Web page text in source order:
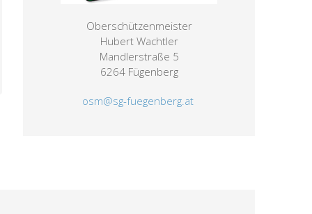
Oberschützenmeister
Hubert Wachtler
Mandlerstraße 5
6264 Fügenberg
osm@sg-fuegenberg.at